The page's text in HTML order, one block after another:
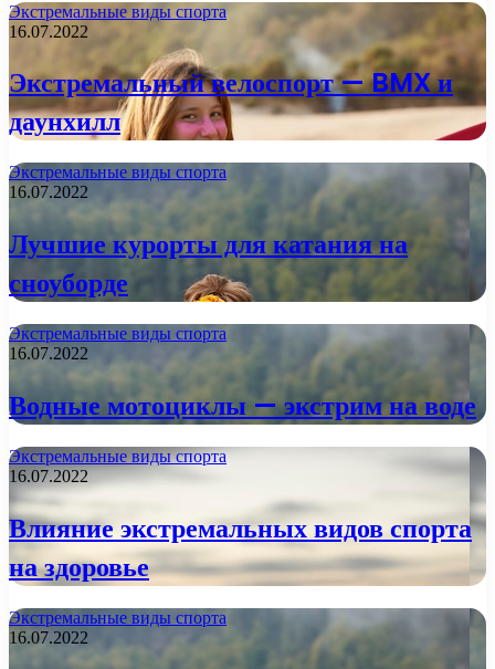
Экстремальные виды спорта
16.07.2022
Экстремальный велоспорт — BMX и
даунхилл
Экстремальные виды спорта
16.07.2022
Лучшие курорты для катания на
сноуборде
Экстремальные виды спорта
16.07.2022
Водные мотоциклы — экстрим на воде
Экстремальные виды спорта
16.07.2022
Влияние экстремальных видов спорта
на здоровье
Экстремальные виды спорта
16.07.2022